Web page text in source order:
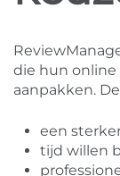
die hun online
aanpakken.
een
tijd willen